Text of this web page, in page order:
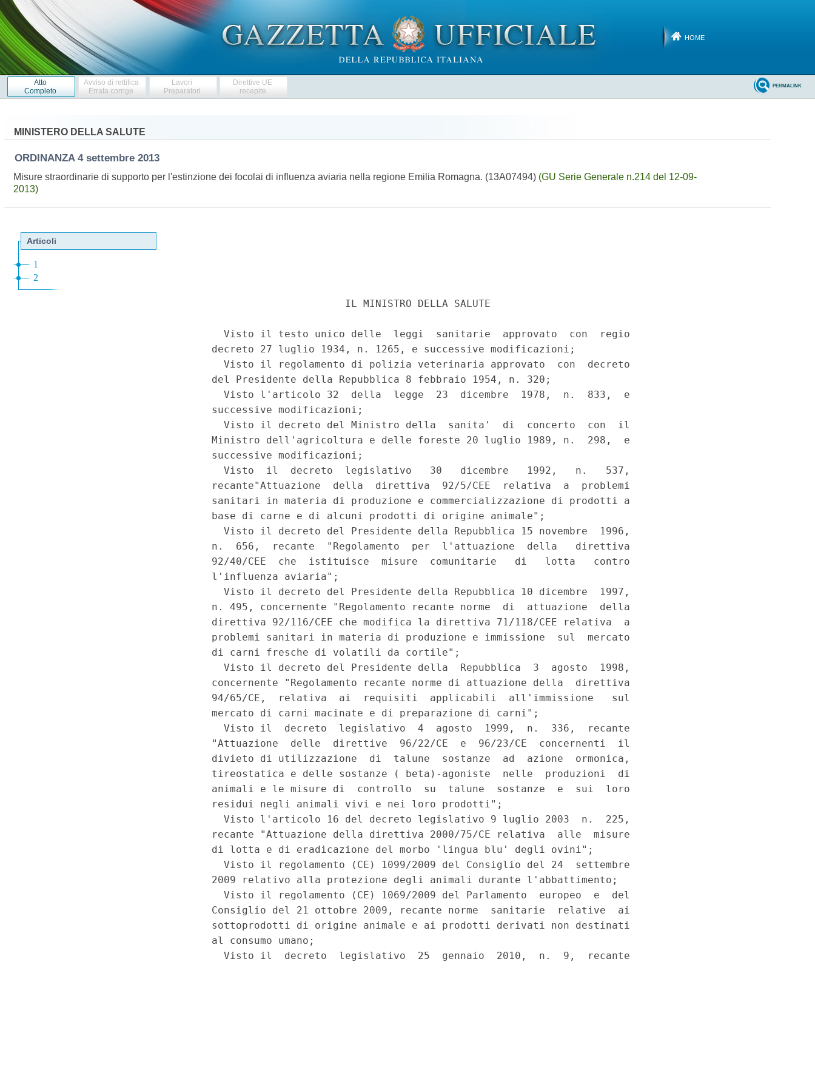
HOME
Atto
Completo
Avviso di rettifica
Errata corrige
Lavori
Preparatori
Direttive UE
recepite
PERMALINK
MINISTERO DELLA SALUTE
ORDINANZA 4 settembre 2013
Misure straordinarie di supporto per l'estinzione dei focolai di influenza aviaria nella regione Emilia Romagna. (13A07494) (GU Serie Generale n.214 del 12-09-
2013)